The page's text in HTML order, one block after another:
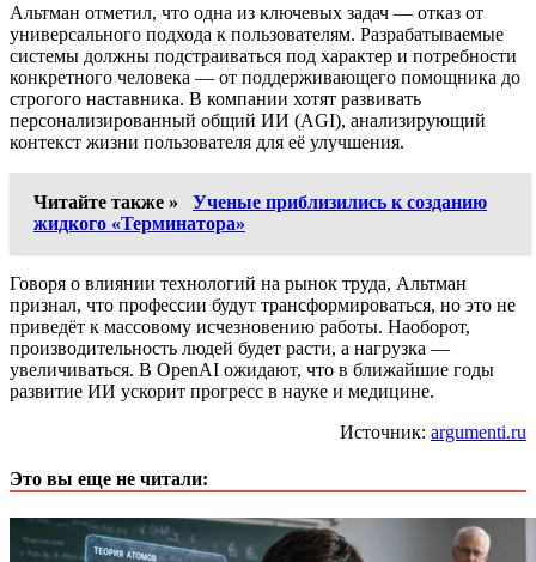
Альтман отметил, что одна из ключевых задач — отказ от
универсального подхода к пользователям. Разрабатываемые
системы должны подстраиваться под характер и потребности
конкретного человека — от поддерживающего помощника до
строгого наставника. В компании хотят развивать
персонализированный общий ИИ (AGI), анализирующий
контекст жизни пользователя для её улучшения.
Читайте также »
Ученые приблизились к созданию
жидкого «Терминатора»
Говоря о влиянии технологий на рынок труда, Альтман
признал, что профессии будут трансформироваться, но это не
приведёт к массовому исчезновению работы. Наоборот,
производительность людей будет расти, а нагрузка —
увеличиваться. В OpenAI ожидают, что в ближайшие годы
развитие ИИ ускорит прогресс в науке и медицине.
Источник: argumenti.ru
Это вы еще не читали: